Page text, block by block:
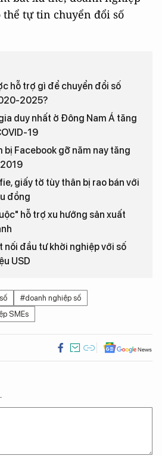
thể tự tin chuyển đổi số
hỗ trợ gì để chuyển đổi số
2025?
duy nhất ở Đông Nam Á tăng
19
bị Facebook gỡ năm nay tăng
giấy tờ tùy thân bị rao bán với
đồng
hỗ trợ xu hướng sản xuất
nối đầu tư khởi nghiệp với số
USD
#doanh nghiệp số
SMEs